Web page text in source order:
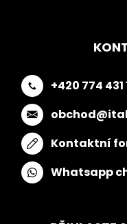
+420 774 431
Kontaktní
Whatsapp